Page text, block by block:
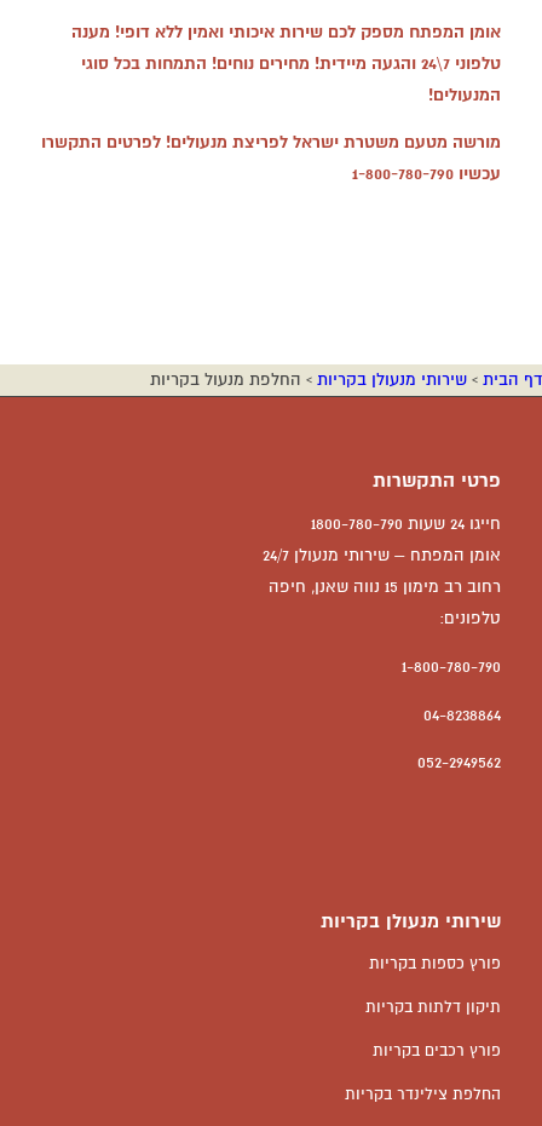
אומן המפתח מספק לכם שירות איכותי ואמין ללא דופי! מענה
טלפוני 7\24 והגעה מיידית! מחירים נוחים! התמחות בכל סוגי
המנעולים!
מורשה מטעם משטרת ישראל לפריצת מנעולים! לפרטים התקשרו
עכשיו 1-800-780-790
דף הבית › שירותי מנעולן בקריות › החלפת מנעול בקריות
פרטי התקשרות
חייגו 24 שעות 1800-780-790
אומן המפתח – שירותי מנעולן 24/7
רחוב רב מימון 15 נווה שאנן, חיפה
טלפונים:
1-800-780-790
04-8238864
052-2949562
שירותי מנעולן בקריות
פורץ כספות בקריות
תיקון דלתות בקריות
פורץ רכבים בקריות
החלפת צילינדר בקריות